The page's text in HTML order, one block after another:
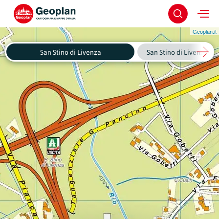
Geoplan.it
San Stino di Livenza San Stino di Livenza -